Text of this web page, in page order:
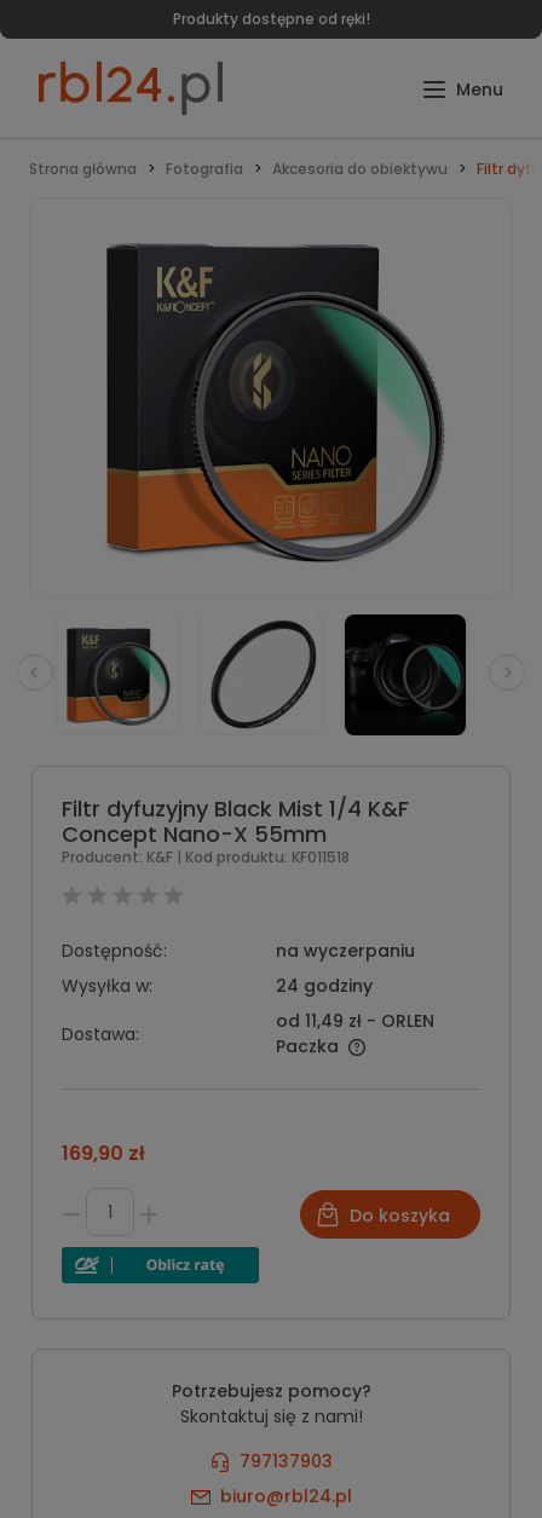
Produkty dostępne od ręki!
Strona główna Fotografia Akcesoria do obiektywu Filtr
Filtr dyfuzyjny Black Mist 1/4 K&F
Concept Nano-X 55mm
Producent: K&F | Kod produktu: KF011518
Dostępność:
na wyczerpaniu
Wysyłka w:
24 godziny
Dostawa:
od 11,49 zł - ORLEN
Paczka
169,90 zł
Do koszyka
Potrzebujesz pomocy?
Skontaktuj się z nami!
797137903
biuro@rbl24.pl